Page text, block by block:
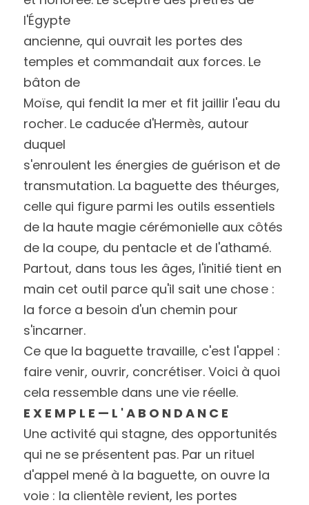
l'Égypte
ancienne, qui ouvrait les portes des
temples et commandait aux forces. Le
bâton de
Moïse, qui fendit la mer et fit jaillir l'eau du
rocher. Le caducée d'Hermès, autour
duquel
s'enroulent les énergies de guérison et de
transmutation. La baguette des théurges,
celle qui figure parmi les outils essentiels
de la haute magie cérémonielle aux côtés
de la coupe, du pentacle et de l'athamé.
Partout, dans tous les âges, l'initié tient en
main cet outil parce qu'il sait une chose :
la force a besoin d'un chemin pour
s'incarner.
Ce que la baguette travaille, c'est l'appel :
faire venir, ouvrir, concrétiser. Voici à quoi
cela ressemble dans une vie réelle.
E X E M P L E — L ' A B O N D A N C E
Une activité qui stagne, des opportunités
qui ne se présentent pas. Par un rituel
d'appel mené à la baguette, on ouvre la
voie : la clientèle revient, les portes